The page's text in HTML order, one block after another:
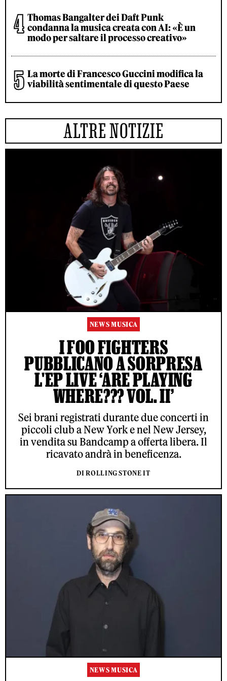
Thomas Bangalter dei Daft Punk
condanna la musica creata con AI: «È un
modo per saltare il processo creativo»
La morte di Francesco Guccini modifica la
viabilità sentimentale di questo Paese
ALTRE NOTIZIE
NEWS MUSICA
I FOO FIGHTERS
PUBBLICANO A SORPRESA
L'EP LIVE ‘ARE PLAYING
WHERE??? VOL. II’
Sei brani registrati durante due concerti in
piccoli club a New York e nel New Jersey,
in vendita su Bandcamp a offerta libera. Il
ricavato andrà in beneficenza.
DI ROLLING STONE IT
NEWS MUSICA